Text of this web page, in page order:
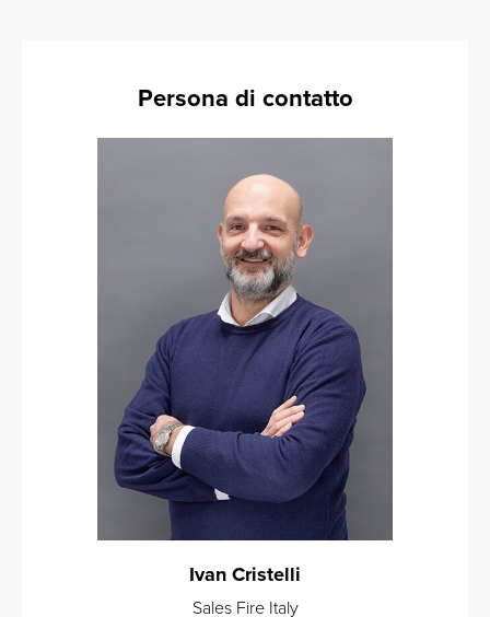
Persona di contatto
Ivan Cristelli
Sales Fire Italy